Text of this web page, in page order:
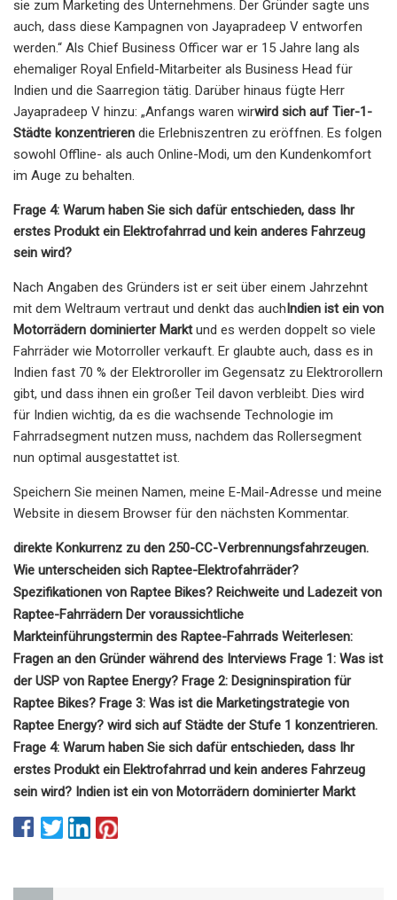
sie zum Marketing des Unternehmens. Der Gründer sagte uns
auch, dass diese Kampagnen von Jayapradeep V entworfen
werden.“ Als Chief Business Officer war er 15 Jahre lang als
ehemaliger Royal Enfield-Mitarbeiter als Business Head für
Indien und die Saarregion tätig. Darüber hinaus fügte Herr
Jayapradeep V hinzu: „Anfangs waren wirwird sich auf Tier-1-
Städte konzentrieren die Erlebniszentren zu eröffnen. Es folgen
sowohl Offline- als auch Online-Modi, um den Kundenkomfort
im Auge zu behalten.
Frage 4: Warum haben Sie sich dafür entschieden, dass Ihr
erstes Produkt ein Elektrofahrrad und kein anderes Fahrzeug
sein wird?
Nach Angaben des Gründers ist er seit über einem Jahrzehnt
mit dem Weltraum vertraut und denkt das auchIndien ist ein von
Motorrädern dominierter Marktund es werden doppelt so viele
Fahrräder wie Motorroller verkauft. Er glaubte auch, dass es in
Indien fast 70 % der Elektroroller im Gegensatz zu Elektrorollern
gibt, und dass ihnen ein großer Teil davon verbleibt. Dies wird
für Indien wichtig, da es die wachsende Technologie im
Fahrradsegment nutzen muss, nachdem das Rollersegment
nun optimal ausgestattet ist.
Speichern Sie meinen Namen, meine E-Mail-Adresse und meine
Website in diesem Browser für den nächsten Kommentar.
direkte Konkurrenz zu den 250-CC-Verbrennungsfahrzeugen.
Wie unterscheiden sich Raptee-Elektrofahrräder?
Spezifikationen von Raptee Bikes? Reichweite und Ladezeit von
Raptee-Fahrrädern Der voraussichtliche
Markteinführungstermin des Raptee-Fahrrads Weiterlesen:
Fragen an den Gründer während des Interviews Frage 1: Was ist
der USP von Raptee Energy? Frage 2: Designinspiration für
Raptee Bikes? Frage 3: Was ist die Marketingstrategie von
Raptee Energy? wird sich auf Städte der Stufe 1 konzentrieren.
Frage 4: Warum haben Sie sich dafür entschieden, dass Ihr
erstes Produkt ein Elektrofahrrad und kein anderes Fahrzeug
sein wird? Indien ist ein von Motorrädern dominierter Markt